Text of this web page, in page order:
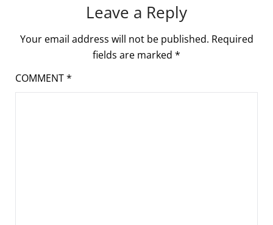
Leave a Reply
Your email address will not be published. Required
fields are marked *
COMMENT*